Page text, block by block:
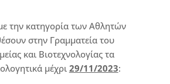
την κατηγορία των Αθλητών
στην Γραμματεία του
και Βιοτεχνολογίας τα
μέχρι 29/11/2023: